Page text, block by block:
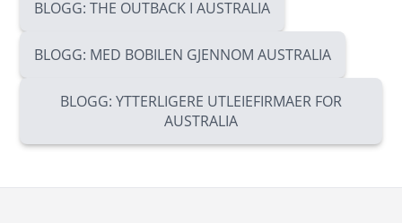
BLOGG: THE OUTBACK I AUSTRALIA
BLOGG: MED BOBILEN GJENNOM AUSTRALIA
BLOGG: YTTERLIGERE UTLEIEFIRMAER FOR
AUSTRALIA